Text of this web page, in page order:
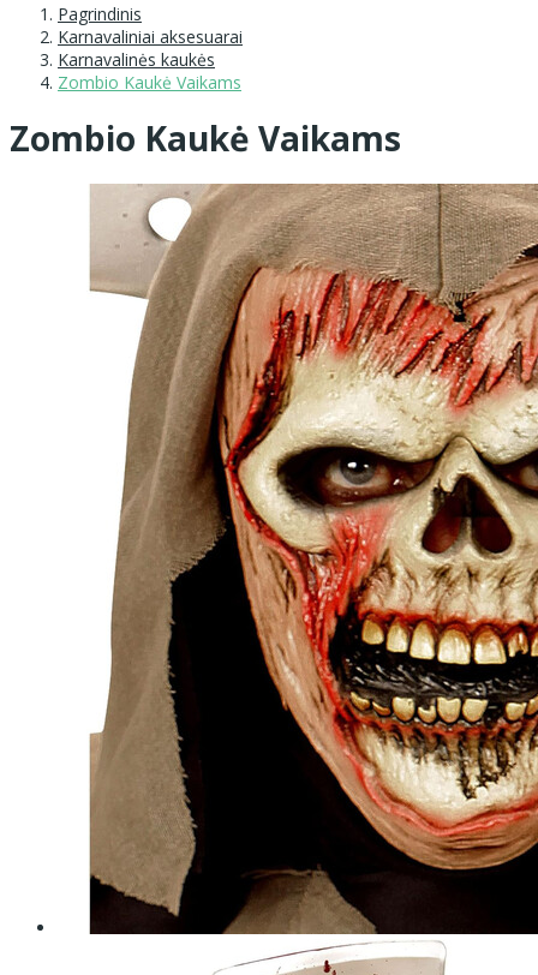
Pagrindinis
Karnavaliniai aksesuarai
Karnavalinės kaukės
Zombio Kaukė Vaikams
Zombio Kaukė Vaikams